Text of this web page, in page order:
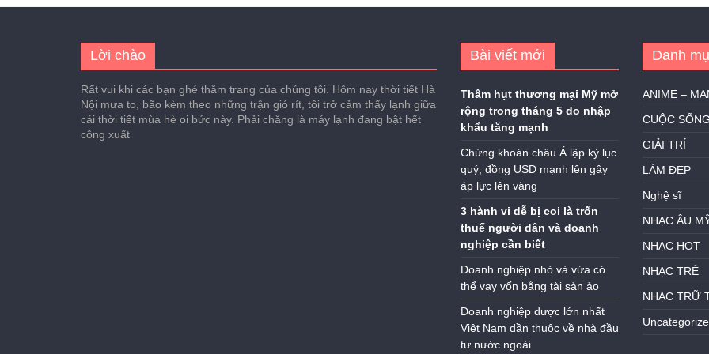
Lời chào
Rất vui khi các bạn ghé thăm trang của chúng tôi. Hôm nay thời tiết Hà
Nội mưa to, bão kèm theo những trận gió rít, tôi trở cảm thấy lạnh giữa
cái thời tiết mùa hè oi bức này. Phải chăng là máy lạnh đang bật hết
công xuất
Bài viết mới
Thâm hụt thương mại Mỹ mở
rộng trong tháng 5 do nhập
khẩu tăng mạnh
Chứng khoán châu Á lập kỷ lục
quý, đồng USD mạnh lên gây
áp lực lên vàng
3 hành vi dễ bị coi là trốn
thuế người dân và doanh
nghiệp cần biết
Doanh nghiệp nhỏ và vừa có
thể vay vốn bằng tài sản ảo
Doanh nghiệp dược lớn nhất
Việt Nam dần thuộc về nhà đầu
tư nước ngoài
Danh
ANIME –
CUỘC SỐNG
GIẢI TRÍ
LÀM ĐẸP
Nghệ sĩ
NHẠC ÂU
NHẠC HOT
NHẠC TRẺ
NHẠC TRỮ